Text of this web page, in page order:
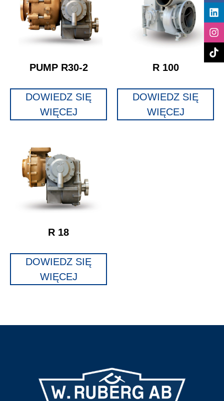
PUMP R30-2
DOWIEDZ SIĘ
WIĘCEJ
R 100
DOWIEDZ SIĘ
WIĘCEJ
R 18
DOWIEDZ SIĘ
WIĘCEJ